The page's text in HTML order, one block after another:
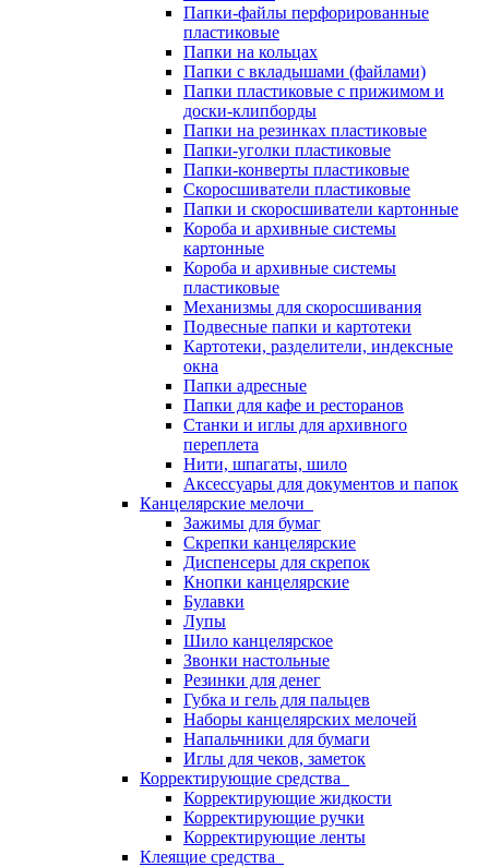
Папки-файлы перфорированные
пластиковые
Папки на кольцах
Папки с вкладышами (файлами)
Папки пластиковые с прижимом и
доски-клипборды
Папки на резинках пластиковые
Папки-уголки пластиковые
Папки-конверты пластиковые
Скоросшиватели пластиковые
Папки и скоросшиватели картонные
Короба и архивные системы
картонные
Короба и архивные системы
пластиковые
Механизмы для скоросшивания
Подвесные папки и картотеки
Картотеки, разделители, индексные
окна
Папки адресные
Папки для кафе и ресторанов
Станки и иглы для архивного
переплета
Нити, шпагаты, шило
Аксессуары для документов и папок
Канцелярские мелочи
Зажимы для бумаг
Скрепки канцелярские
Диспенсеры для скрепок
Кнопки канцелярские
Булавки
Лупы
Шило канцелярское
Звонки настольные
Резинки для денег
Губка и гель для пальцев
Наборы канцелярских мелочей
Напальчники для бумаги
Иглы для чеков, заметок
Корректирующие средства
Корректирующие жидкости
Корректирующие ручки
Корректирующие ленты
Клеящие средства